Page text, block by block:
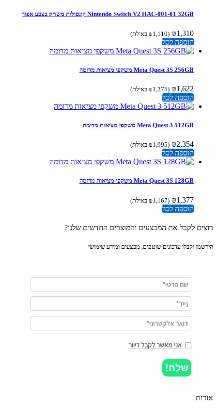
Nintendo Switch V2 HAC-001-01 32GB קונסולות משחק בצבע אפור
₪1,310
(
₪1,110 באילת)
הוספה לסל
Meta Quest 3S 256GB משקפי מציאות מדומה
₪1,622
(
₪1,375 באילת)
הוספה לסל
Meta Quest 3 512GB משקפי מציאות מדומה
₪2,354
(
₪1,995 באילת)
הוספה לסל
Meta Quest 3S 128GB משקפי מציאות מדומה
₪1,377
(
₪1,167 באילת)
הוספה לסל
לקבל את המבצעים והמוצרים החדשים שלנו?
וקבלו עדכונים שוטפים, מבצעים ומידע שימושי
אני מאשר לקבל דיוור
שלח!